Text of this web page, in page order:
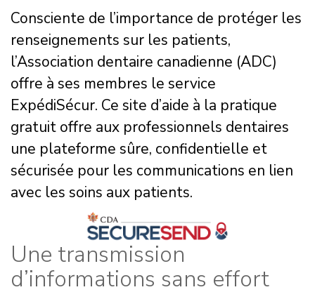
Consciente de l’importance de protéger les
renseignements sur les patients,
l’Association dentaire canadienne (ADC)
offre à ses membres le service
ExpédiSécur. Ce site d’aide à la pratique
gratuit offre aux professionnels dentaires
une plateforme sûre, confidentielle et
sécurisée pour les communications en lien
avec les soins aux patients.
Une transmission
d’informations sans effort